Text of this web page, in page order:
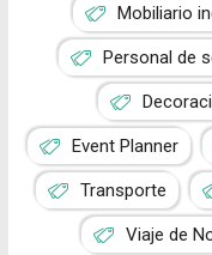
Mobiliario
Personal de
Event Planner
Transporte
Viaje de